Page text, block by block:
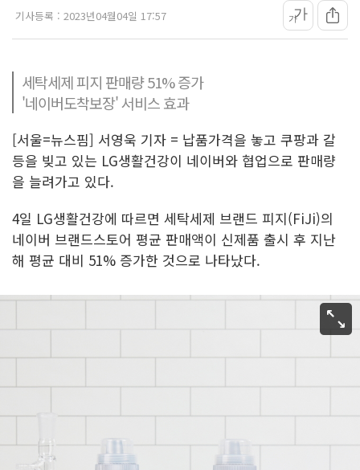
기사등록 : 2023년04월04일 17:57 가가
세탁세제 피지 판매량 51% 증가
'네이버도착보장' 서비스 효과
[서울=뉴스핌] 서영욱 기자 = 납품가격을 놓고 쿠팡과 갈
등을 빚고 있는 LG생활건강이 네이버와 협업으로 판매량
을 늘려가고 있다.
4일 LG생활건강에 따르면 세탁세제 브랜드 피지(FiJi)의
네이버 브랜드스토어 평균 판매액이 신제품 출시 후 지난
해 평균 대비 51% 증가한 것으로 나타났다.